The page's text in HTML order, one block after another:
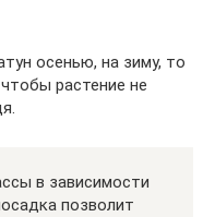
осенью, на зиму, то
растение не
в зависимости
позволит